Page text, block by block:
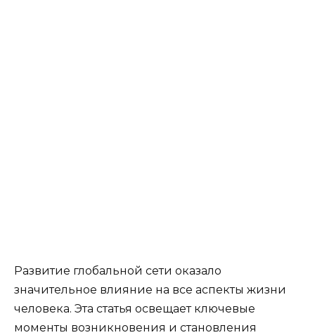
Развитие глобальной сети оказало
значительное влияние на все аспекты жизни
человека. Эта статья освещает ключевые
моменты возникновения и становления